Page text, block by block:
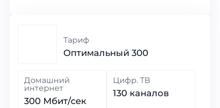
Тариф
Оптимальный 300
Домашний
интернет
300 Мбит/сек
Цифр. ТВ
130 каналов